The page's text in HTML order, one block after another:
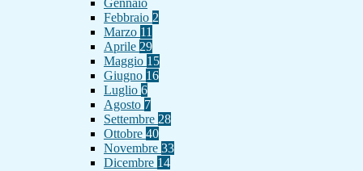
Gennaio
Febbraio 2
Marzo 11
Aprile 29
Maggio 15
Giugno 16
Luglio 6
Agosto 7
Settembre 28
Ottobre 40
Novembre 33
Dicembre 14